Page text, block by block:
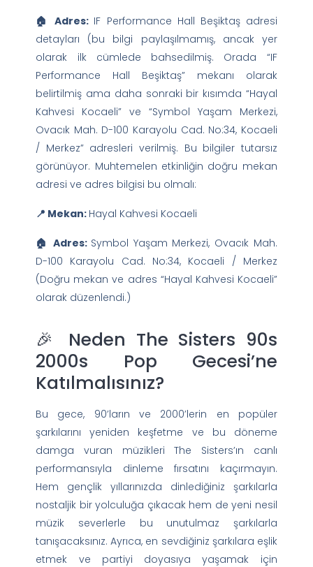
🏠 Adres: IF Performance Hall Beşiktaş adresi
detayları (bu bilgi paylaşılmamış, ancak yer
olarak ilk cümlede bahsedilmiş. Orada “IF
Performance Hall Beşiktaş” mekanı olarak
belirtilmiş ama daha sonraki bir kısımda “Hayal
Kahvesi Kocaeli” ve “Symbol Yaşam Merkezi,
Ovacık Mah. D-100 Karayolu Cad. No:34, Kocaeli
/ Merkez” adresleri verilmiş. Bu bilgiler tutarsız
görünüyor. Muhtemelen etkinliğin doğru mekan
adresi ve adres bilgisi bu olmalı:
📍 Mekan: Hayal Kahvesi Kocaeli
🏠 Adres: Symbol Yaşam Merkezi, Ovacık Mah.
D-100 Karayolu Cad. No:34, Kocaeli / Merkez
(Doğru mekan ve adres “Hayal Kahvesi Kocaeli”
olarak düzenlendi.)
🎉 Neden The Sisters 90s
2000s Pop Gecesi’ne
Katılmalısınız?
Bu gece, 90’ların ve 2000’lerin en popüler
şarkılarını yeniden keşfetme ve bu döneme
damga vuran müzikleri The Sisters’ın canlı
performansıyla dinleme fırsatını kaçırmayın.
Hem gençlik yıllarınızda dinlediğiniz şarkılarla
nostaljik bir yolculuğa çıkacak hem de yeni nesil
müzik severlerle bu unutulmaz şarkılarla
tanışacaksınız. Ayrıca, en sevdiğiniz şarkılara eşlik
etmek ve partiyi doyasıya yaşamak için